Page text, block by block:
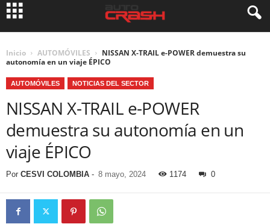
Inicio AUTOMÓVILES
NISSAN X-TRAIL e-POWER demuestra su
autonomía en un viaje ÉPICO
AUTOMÓVILES NOTICIAS DEL SECTOR
NISSAN X-TRAIL e-POWER
demuestra su autonomía en un
viaje ÉPICO
Por CESVI COLOMBIA - 8 mayo, 2024 1174 0